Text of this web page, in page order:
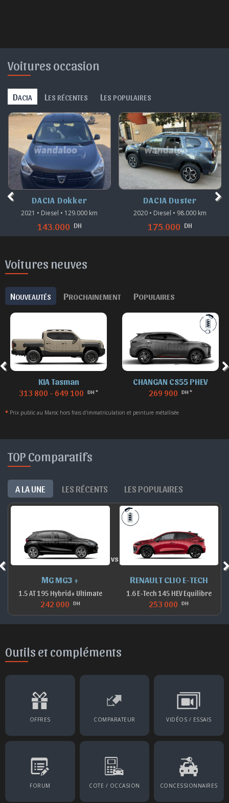
Voitures occasion
DACIA L ES RÉCENTES L ES POPULAIRES
DACIA Dokker
2021 • Diesel • 129.000 km
143.000 DH
DACIA Duster
2020 • Diesel • 98.000 km
175.000 DH
Voitures neuves
NOUVEAUTÉS PROCHAINEMENT POPULAIRES
KIA Tasman
313 800 - 649 100 DH *
CHANGAN CS55 PHEV
269 900 DH *
* Prix public au Maroc hors frais d'immatriculation et peinture métallisée
TOP Comparatifs
A LA UNE LES RÉCENTS LES POPULAIRES
MG MG3 +
1.5 AT 195 Hybrid+ Ultimate
242 000 DH
vs
RENAULT CLIO E-TECH
1.6 E-Tech 145 HEV Equilibre
253 000 DH
Outils et compléments
OFFRES COMPARATEUR VIDÉOS / ESSAIS
FORUM COTE / OCCASION CONCESSIONNAIRES